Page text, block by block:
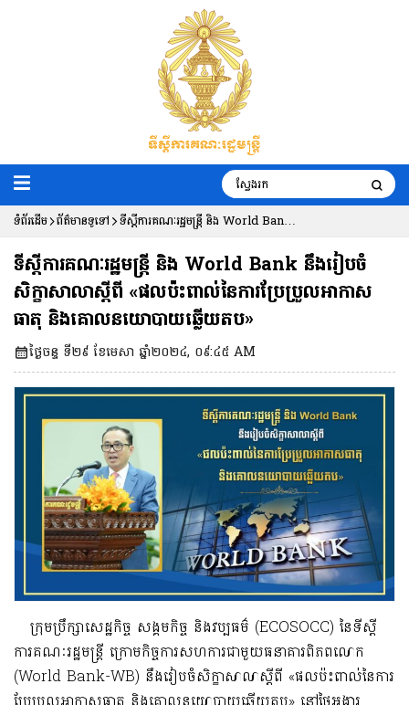
ទំព័រដើម ព័ត៌មានទូទៅ ទីស្តីការគណៈរដ្ឋមន្រ្តី និង World Bank
នឹងរៀបចំសិក្ខាសាលាស្តីពី «ផលប៉ះពាល់នៃ
ការប្រែប្រួលអាកាសធាតុ និងគោល
នយោបាយឆ្លើយតប»
ទីស្តីការគណៈរដ្ឋមន្រ្តី និង World Bank នឹងរៀបចំ
សិក្ខាសាលាស្តីពី «ផលប៉ះពាល់នៃការប្រែប្រួលអាកាស
ធាតុ និងគោលនយោបាយឆ្លើយតប»
ថ្ងៃចន្ទ ទី២៩ ខែមេសា ឆ្នាំ២០២៤, ០៩:៤៥ AM
ក្រុមប្រឹក្សាសេដ្ឋកិច្ច សង្គមកិច្ច និងវប្បធម៌ (ECOSOCC) នៃទីស្តី
ការគណៈរដ្ឋមន្រ្តី ក្រោមកិច្ចការសហការជាមួយធនាគារពិភពលោក
(World Bank-WB) នឹងរៀបចំសិក្ខាសាលាស្តីពី «ផលប៉ះពាល់នៃការ